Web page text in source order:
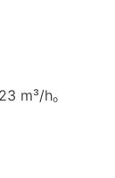
m³/h。